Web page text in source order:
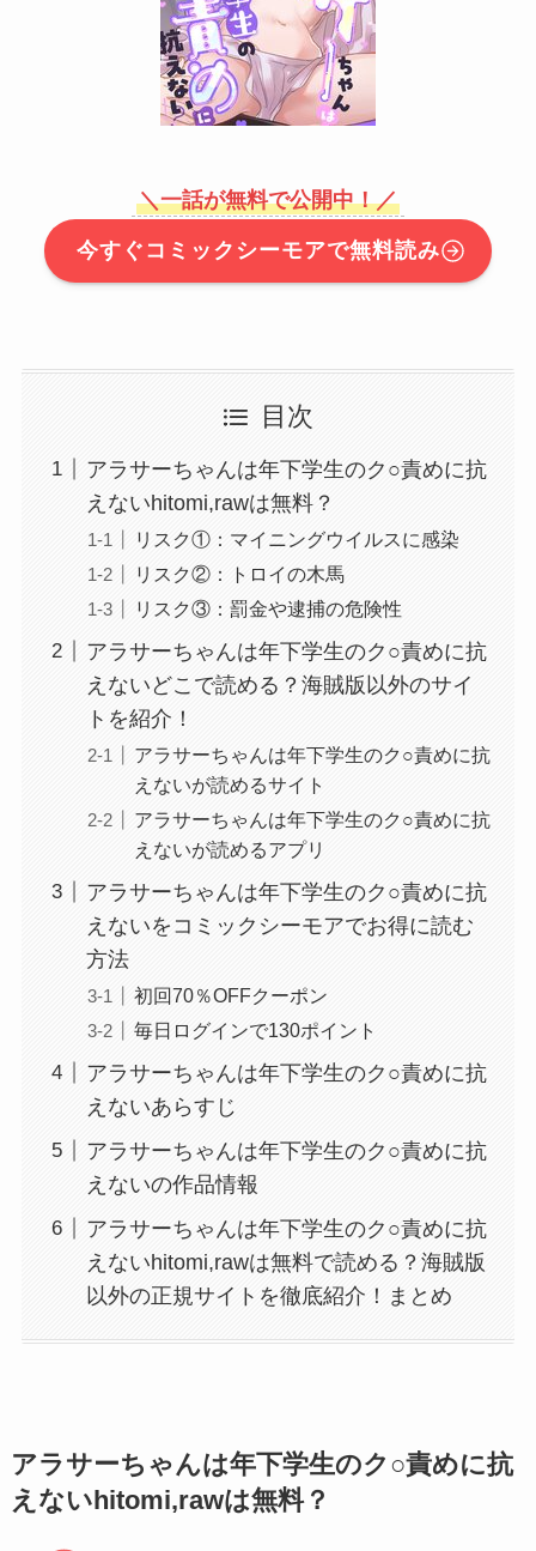
＼一話が無料で公開中！／
今すぐコミックシーモアで無料読み
目次
アラサーちゃんは年下学生のク○責めに抗
えないhitomi,rawは無料？
リスク①：マイニングウイルスに感染
リスク②：トロイの木馬
リスク③：罰金や逮捕の危険性
アラサーちゃんは年下学生のク○責めに抗
えないどこで読める？海賊版以外のサイ
トを紹介！
アラサーちゃんは年下学生のク○責めに抗
えないが読めるサイト
アラサーちゃんは年下学生のク○責めに抗
えないが読めるアプリ
アラサーちゃんは年下学生のク○責めに抗
えないをコミックシーモアでお得に読む
方法
初回70％OFFクーポン
毎日ログインで130ポイント
アラサーちゃんは年下学生のク○責めに抗
えないあらすじ
アラサーちゃんは年下学生のク○責めに抗
えないの作品情報
アラサーちゃんは年下学生のク○責めに抗
えないhitomi,rawは無料で読める？海賊版
以外の正規サイトを徹底紹介！まとめ
アラサーちゃんは年下学生のク○責めに抗
えないhitomi,rawは無料？